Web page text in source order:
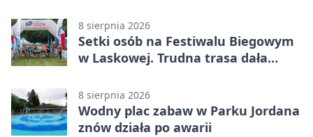
Liga Grupa 4 (Grupa IV)
8 sierpnia 2026
Setki osób na Festiwalu Biegowym
w Laskowej. Trudna trasa dała
8 sierpnia 2026
Wodny plac zabaw w Parku Jordana
znów działa po awarii